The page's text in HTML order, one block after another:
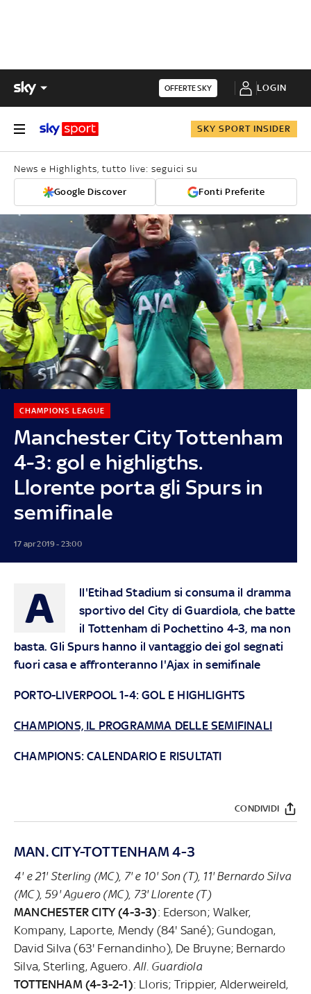
OFFERTE SKY LOGIN
SKY SPORT INSIDER
News e Highlights, tutto live: seguici su
Google Discover Fonti Preferite
Manchester City Tottenham
4-3: gol e highligths.
Llorente porta gli Spurs in
semifinale
CHAMPIONS LEAGUE
17 apr 2019 - 23:00
A
ll'Etihad Stadium si consuma il dramma
sportivo del City di Guardiola, che batte
il Tottenham di Pochettino 4-3, ma non
basta. Gli Spurs hanno il vantaggio dei gol segnati
fuori casa e affronteranno l'Ajax in semifinale
PORTO-LIVERPOOL 1-4: GOL E HIGHLIGHTS
CHAMPIONS, IL PROGRAMMA DELLE SEMIFINALI
CHAMPIONS: CALENDARIO E RISULTATI
CONDIVIDI
MAN. CITY-TOTTENHAM 4-3
4' e 21' Sterling (MC), 7' e 10' Son (T), 11' Bernardo Silva
(MC), 59' Aguero (MC), 73' Llorente (T)
MANCHESTER CITY (4-3-3): Ederson; Walker,
Kompany, Laporte, Mendy (84' Sané); Gundogan,
David Silva (63' Fernandinho), De Bruyne; Bernardo
Silva, Sterling, Aguero. All. Guardiola
TOTTENHAM (4-3-2-1): Lloris; Trippier, Alderweireld,